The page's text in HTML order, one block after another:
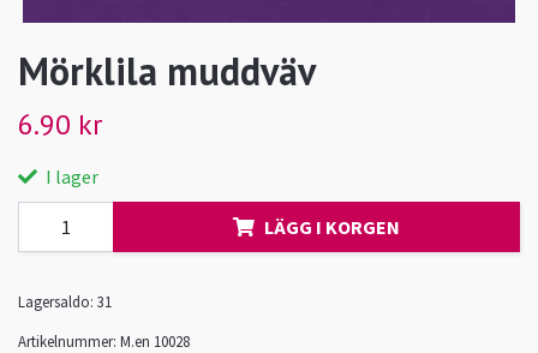
Mörklila muddväv
6.90 kr
I lager
LÄGG I KORGEN
Lagersaldo: 31
Artikelnummer: M.en 10028